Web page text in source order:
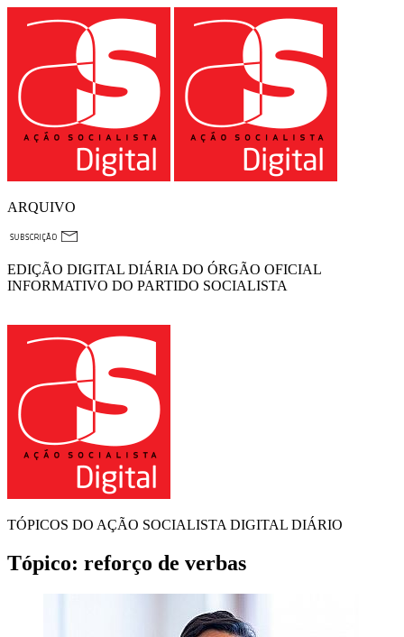
ARQUIVO
EDIÇÃO DIGITAL DIÁRIA DO ÓRGÃO OFICIAL
INFORMATIVO DO PARTIDO SOCIALISTA
TÓPICOS DO AÇÃO SOCIALISTA DIGITAL DIÁRIO
Tópico: reforço de verbas